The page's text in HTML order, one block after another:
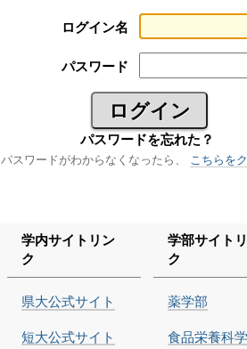
ログイン名
パスワード
パスワードを忘れた？
パスワードがわからなくなったら、 こちらを
学内サイトリン
ク
県大公式サイト
短大公式サイト
学部サイト
ク
薬学部
食品栄養科